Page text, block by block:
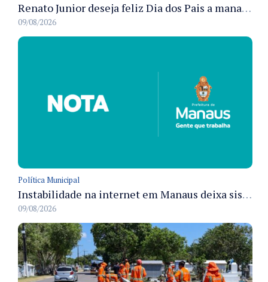
Renato Junior deseja feliz Dia dos Pais a manauaras e detalha preparo dos cemitérios municipais
09/08/2026
Política Municipal
Instabilidade na internet em Manaus deixa sistemas de atendimento municipal temporariamente indisponíveis
09/08/2026